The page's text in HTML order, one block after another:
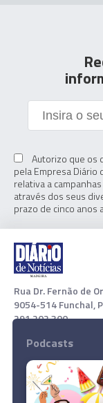
Autorizo que os
pela Empresa Diário
relativa a
através dos seus
prazo de cinco anos
Rua Dr. Fernão de
9054-514 Funchal,
291 202 300
Download App
Podcasts